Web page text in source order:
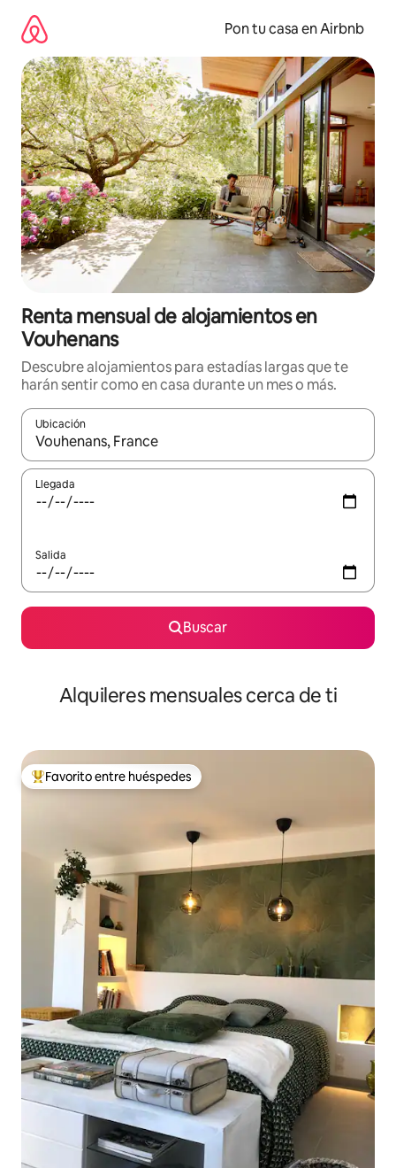
contenido
Pon tu casa en Airbnb
Renta mensual de alojamientos en
Vouhenans
Descubre alojamientos para estadías largas que te
harán sentir como en casa durante un mes o más.
Ubicación
Cuando los resultados estén disponibles, navega con las
Llegada
Salida
Buscar
Alquileres mensuales cerca de ti
Favorito entre huéspedes preferido
Favorito entre huéspedes